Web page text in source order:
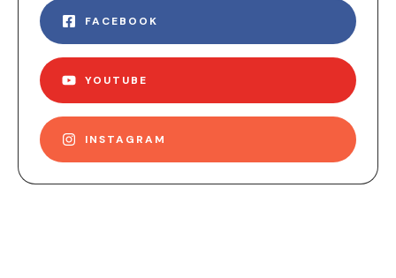
FACEBOOK
YOUTUBE
INSTAGRAM